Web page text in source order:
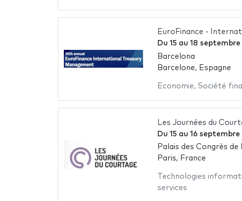
EuroFinance -
Du 15au 18 septembre
Barcelona
Barcelone, Espagne
Economie, Société
Les Journées du
Du 15au 16 septembre
Palais des Congrès
Paris, France
Technologies
services